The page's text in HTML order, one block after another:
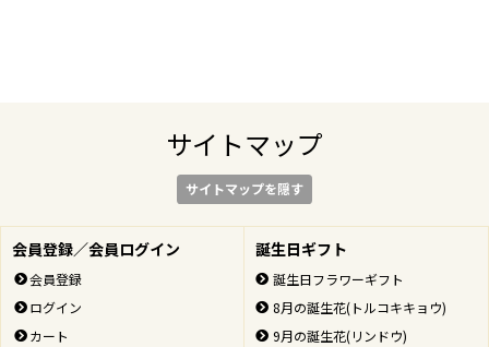
サイトマップ
サイトマップを隠す
会員登録／会員ログイン
会員登録
ログイン
カート
誕生日ギフト
誕生日フラワーギフト
8月の誕生花(トルコキキョウ)
9月の誕生花(リンドウ)